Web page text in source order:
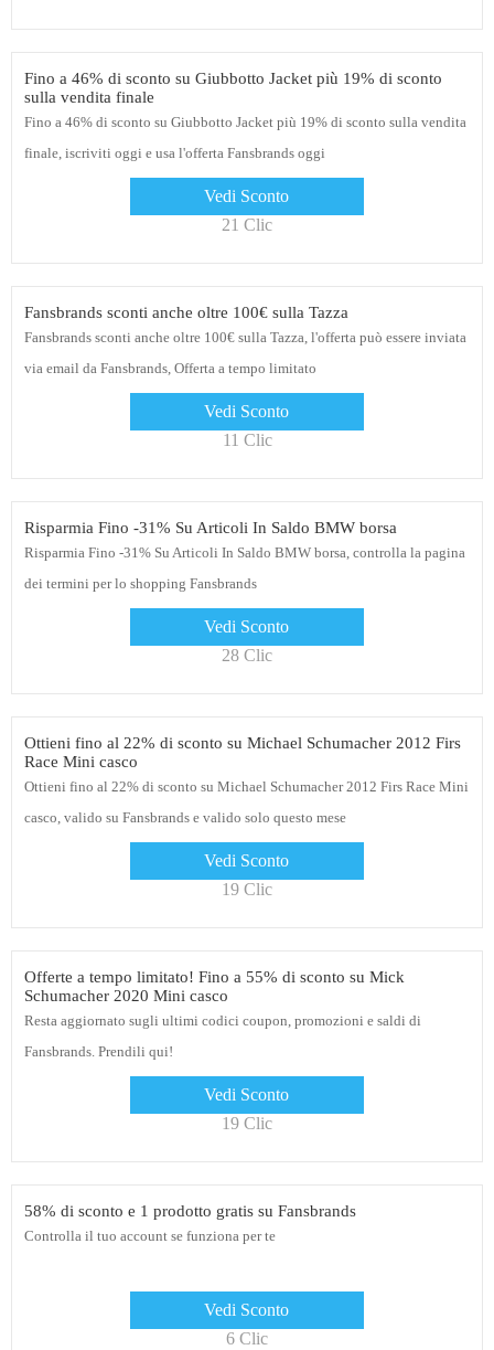
Fino a 46% di sconto su Giubbotto Jacket più 19% di sconto
sulla vendita finale
Fino a 46% di sconto su Giubbotto Jacket più 19% di sconto sulla vendita
finale, iscriviti oggi e usa l'offerta Fansbrands oggi
Vedi Sconto
21 Clic
Fansbrands sconti anche oltre 100€ sulla Tazza
Fansbrands sconti anche oltre 100€ sulla Tazza, l'offerta può essere inviata
via email da Fansbrands, Offerta a tempo limitato
Vedi Sconto
11 Clic
Risparmia Fino -31% Su Articoli In Saldo BMW borsa
Risparmia Fino -31% Su Articoli In Saldo BMW borsa, controlla la pagina
dei termini per lo shopping Fansbrands
Vedi Sconto
28 Clic
Ottieni fino al 22% di sconto su Michael Schumacher 2012 Firs
Race Mini casco
Ottieni fino al 22% di sconto su Michael Schumacher 2012 Firs Race Mini
casco, valido su Fansbrands e valido solo questo mese
Vedi Sconto
19 Clic
Offerte a tempo limitato! Fino a 55% di sconto su Mick
Schumacher 2020 Mini casco
Resta aggiornato sugli ultimi codici coupon, promozioni e saldi di
Fansbrands. Prendili qui!
Vedi Sconto
19 Clic
58% di sconto e 1 prodotto gratis su Fansbrands
Controlla il tuo account se funziona per te
Vedi Sconto
6 Clic